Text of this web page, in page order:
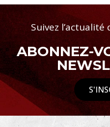
Suivez l’actualité
ABONNEZ-